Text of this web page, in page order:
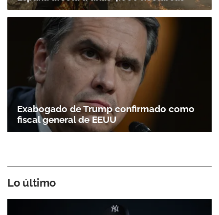
Exabogado de Trump confirmado como
fiscal general de EEUU
Lo último